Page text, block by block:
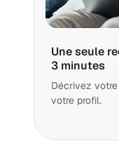
Une seule
3 minutes
Décrivez
votre profil.